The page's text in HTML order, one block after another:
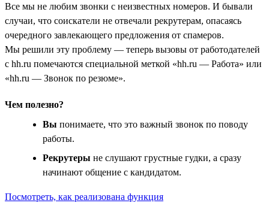
Все мы не любим звонки с неизвестных номеров. И бывали
случаи, что соискатели не отвечали рекрутерам, опасаясь
очередного завлекающего предложения от спамеров.
Мы решили эту проблему — теперь вызовы от работодателей
с hh.ru помечаются специальной меткой «hh.ru — Работа» или
«hh.ru — Звонок по резюме».
Чем полезно?
Вы понимаете, что это важный звонок по поводу
работы.
Рекрутеры не слушают грустные гудки, а сразу
начинают общение с кандидатом.
Посмотреть, как реализована функция